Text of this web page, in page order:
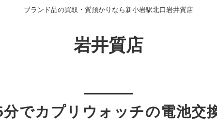
ブランド品の買取・質預かりなら新小岩駅北口岩井質店
岩井質店
分でカプリウォッチの電池交